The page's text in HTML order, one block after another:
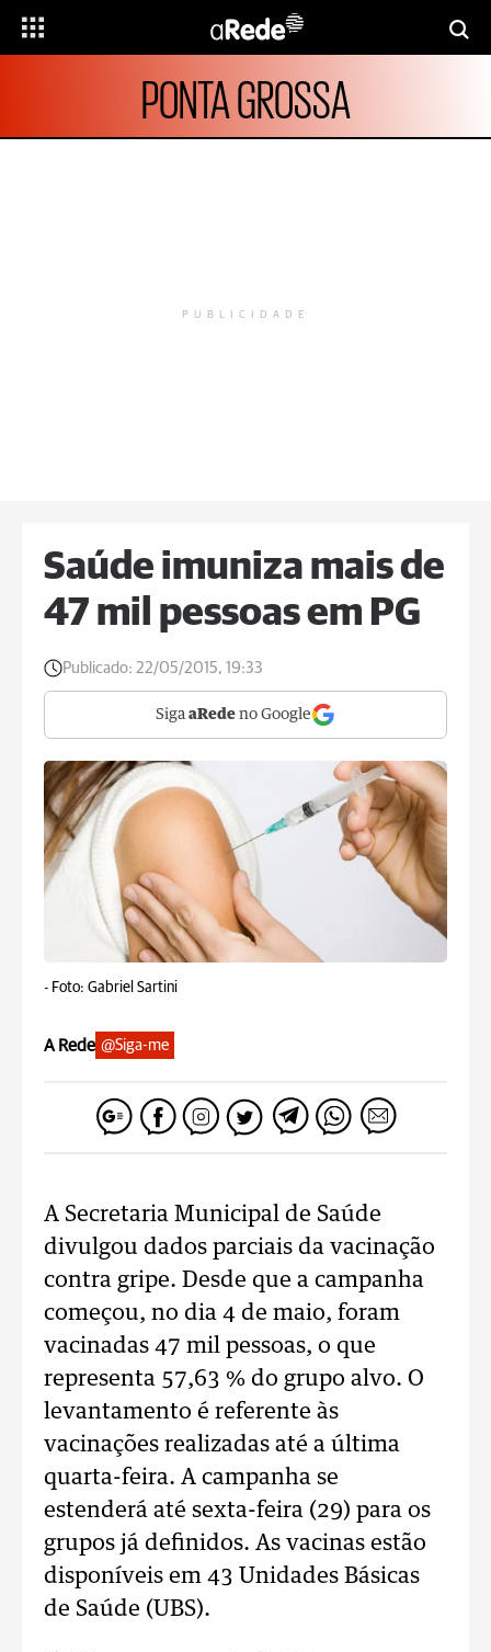
PONTA GROSSA
PUBLICIDADE
Saúde imuniza mais de
47 mil pessoas em PG
Publicado: 22/05/2015, 19:33
Siga aRede no Google
- Foto: Gabriel Sartini
A Rede @Siga-me
A Secretaria Municipal de Saúde
divulgou dados parciais da vacinação
contra gripe. Desde que a campanha
começou, no dia 4 de maio, foram
vacinadas 47 mil pessoas, o que
representa 57,63 % do grupo alvo. O
levantamento é referente às
vacinações realizadas até a última
quarta-feira. A campanha se
estenderá até sexta-feira (29) para os
grupos já definidos. As vacinas estão
disponíveis em 43 Unidades Básicas
de Saúde (UBS).